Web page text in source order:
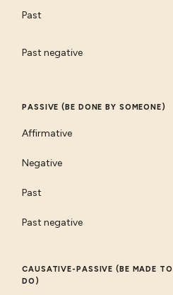
Past
Past negative
PASSIVE (BE DONE BY SOMEONE)
Affirmative
Negative
Past
Past negative
CAUSATIVE-PASSIVE (BE MADE TO
DO)